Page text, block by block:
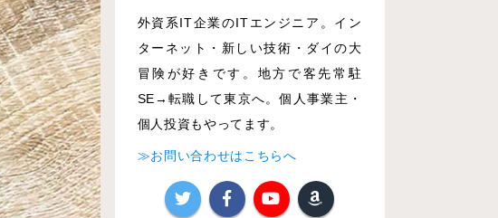
外資系IT企業のITエンジニア。イン
ターネット・新しい技術・ダイの大
冒険が好きです。地方で客先常駐
SE→転職して東京へ。個人事業主・
個人投資もやってます。
≫お問い合わせはこちらへ